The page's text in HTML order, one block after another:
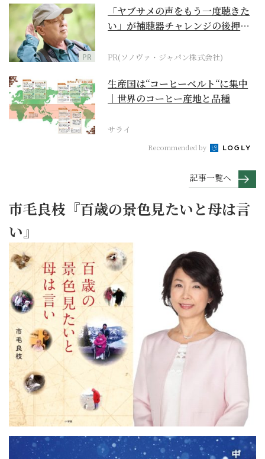
PR
「ヤブサメの声をもう一度聴きた
い」が補聴器チャレンジの後押し
PR(ソノヴァ・ジャパン株式会社)
生産国は“コーヒーベルト“に集中
｜世界のコーヒー産地と品種
サライ
Recommended by
記事一覧へ
市毛良枝『百歳の景色見たいと母は言
い』